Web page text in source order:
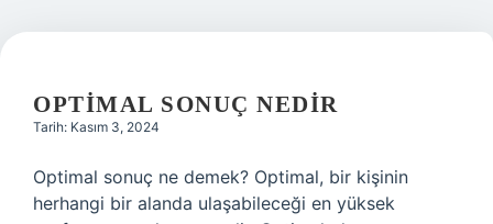
OPTIMAL SONUÇ NEDIR
Tarih: Kasım 3, 2024
Optimal sonuç ne demek? Optimal, bir kişinin
herhangi bir alanda ulaşabileceği en yüksek